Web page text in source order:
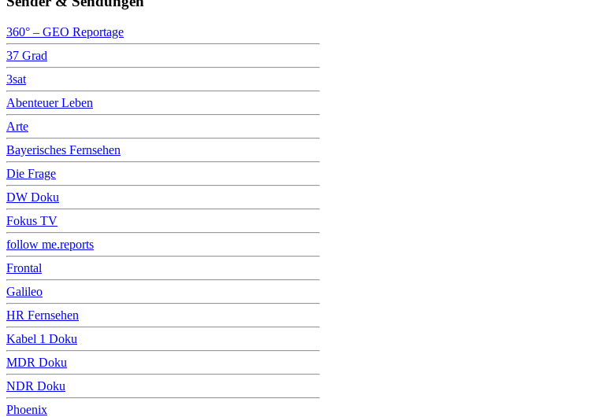
360° – GEO Reportage
37 Grad
3sat
Abenteuer Leben
Arte
Bayerisches Fernsehen
Die Frage
DW Doku
Fokus TV
follow me.reports
Frontal
Galileo
HR Fernsehen
Kabel 1 Doku
MDR Doku
NDR Doku
Phoenix